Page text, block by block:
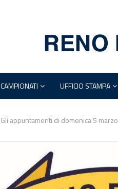
CAMPIONATI UFFICIO STAMPA
Gli appuntamenti di domenica 5 marzo